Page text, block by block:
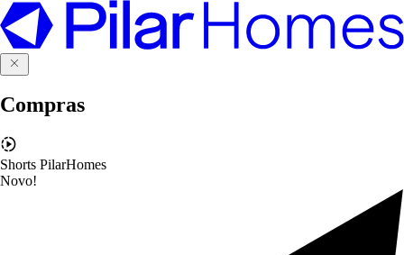
Compras
Shorts PilarHomes
Novo!